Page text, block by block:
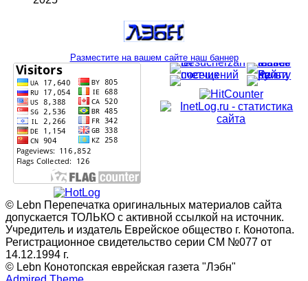
Разместите на вашем сайте наш баннер
© Lebn Перепечатка оригинальных материалов сайта
допускается ТОЛЬКО с активной ссылкой на источник.
Учредитель и издатель Еврейское общество г. Конотопа.
Регистрационное свидетельство серии СМ №077 от
14.12.1994 г.
© Lebn Конотопская еврейская газета "Лэбн"